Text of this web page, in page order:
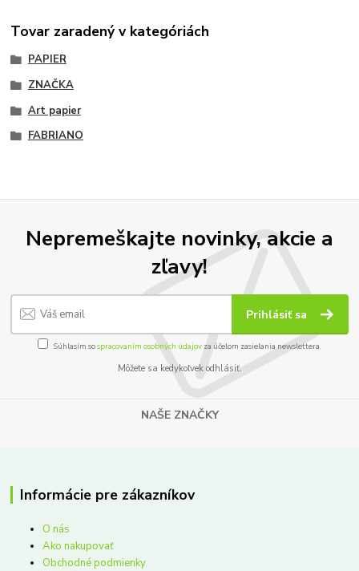
Tovar zaradený v kategóriách
PAPIER
ZNAČKA
Art papier
FABRIANO
Nepremeškajte novinky, akcie a
zľavy!
Prihlásiť sa
Súhlasím sospracovaním osobných údajov za účelom zasielania newslettera.
Môžete sa kedykoľvek odhlásiť.
NAŠE ZNAČKY
Informácie pre zákazníkov
O nás
Ako nakupovať
Obchodné podmienky